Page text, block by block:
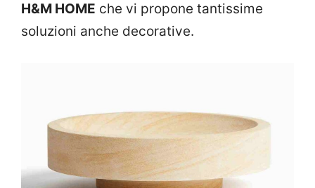
H&M HOME che vi propone tantissime
soluzioni anche decorative.